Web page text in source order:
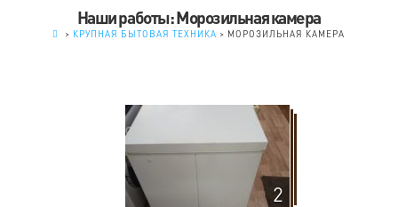
Наши работы: Морозильная камера
> КРУПНАЯ БЫТОВАЯ ТЕХНИКА > МОРОЗИЛЬНАЯ КАМЕРА
2